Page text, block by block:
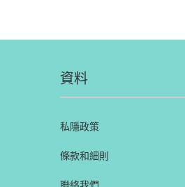
資料
私隱政策
條款和細則